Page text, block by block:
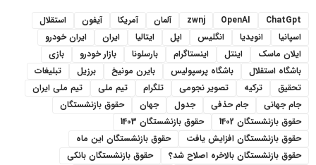
ChatGpt
OpenAI
zwnj آلمان آمریکا آیفون
استقلال
اسپانیا
انویدیا انگلیس اپل ایتالیا ایران
ایران خودرو
ایلان ماسک
اینتل اینستاگرام بارسلونا بازار خودرو
بازی
باشگاه استقلال
باشگاه پرسپولیس بایرن مونیخ برزیل
تبلیغات
تحقیق
ترکیه تصویر نجومی تلگرام تیم ملی
تیم ملی ایران
جام جهانی
جام حذفی جدول جهان
حقوق بازنشستگان
حقوق بازنشستگان 1402
حقوق بازنشستگان 1403
حقوق بازنشستگان افزایش یافت
حقوق بازنشستگان این ماه
حقوق بازنشستگان بالاخره اصلاح شد؟
حقوق بازنشستگان بانکی